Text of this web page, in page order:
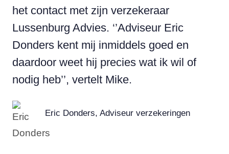
het contact met zijn verzekeraar
Lussenburg Advies. ‘’Adviseur Eric
Donders kent mij inmiddels goed en
daardoor weet hij precies wat ik wil of
nodig heb’’, vertelt Mike.
Eric Donders, Adviseur verzekeringen